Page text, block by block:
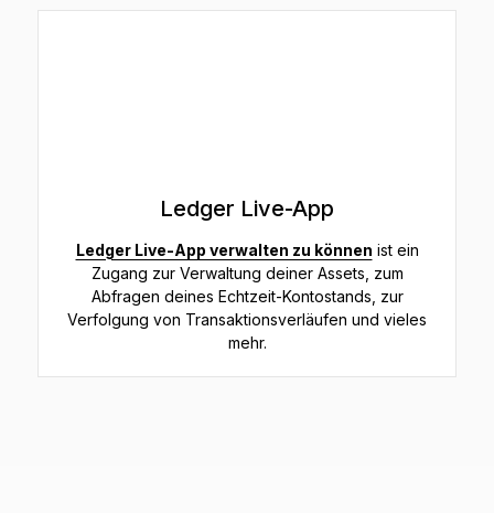
Ledger Live-App
Ledger Live-App verwalten zu können ist ein
Zugang zur Verwaltung deiner Assets, zum
Abfragen deines Echtzeit-Kontostands, zur
Verfolgung von Transaktionsverläufen und vieles
mehr.